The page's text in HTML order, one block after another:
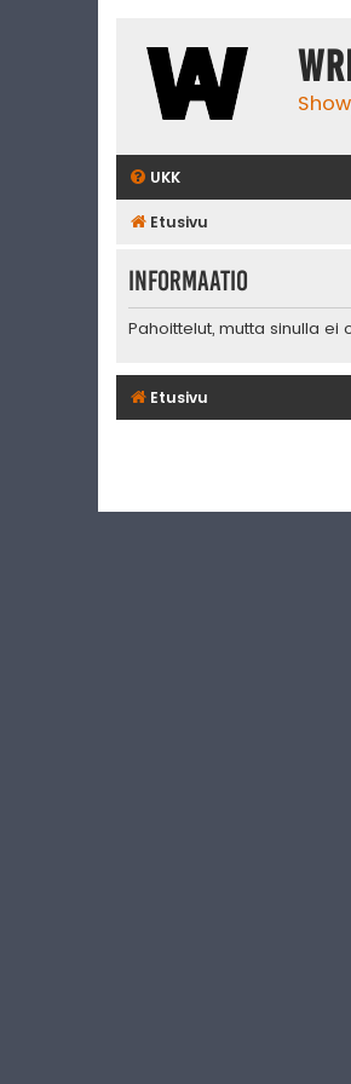
UKK
Etusivu
Informaatio
Pahoittelut, mutta sinulla ei
Etusivu